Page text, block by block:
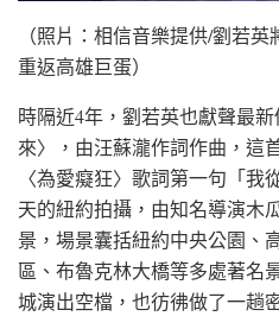
（照片：相信音樂提供/劉若
重返高雄巨蛋）
時隔近4年，劉若英也獻聲最
來〉，由汪蘇瀧作詞作曲，這
〈為愛癡狂〉歌詞第一句「
天的紐約拍攝，由知名導演木
景，場景囊括紐約中央公園、
區、布魯克林大橋等多處著名
城演出空檔，也彷彿做了一趟